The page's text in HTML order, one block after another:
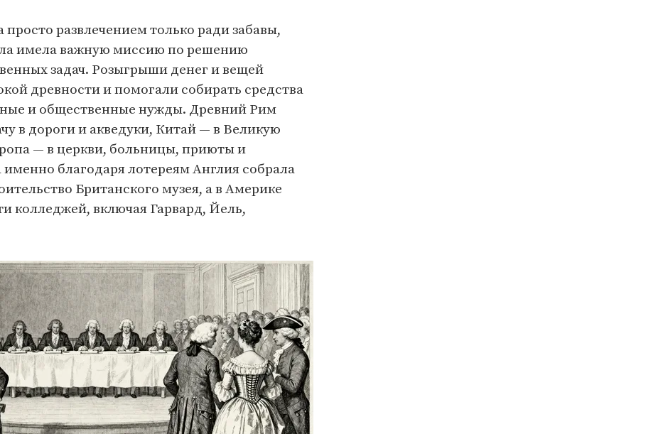
развлечением только ради забавы,
имела важную миссию по решению
задач. Розыгрыши денег и вещей
древности и помогали собирать средства
и общественные нужды. Древний Рим
в дороги и акведуки, Китай — в Великую
— в церкви, больницы, приюты и
именно благодаря лотереям Англия собрала
Британского музея, а в Америке
колледжей, включая Гарвард, Йель,